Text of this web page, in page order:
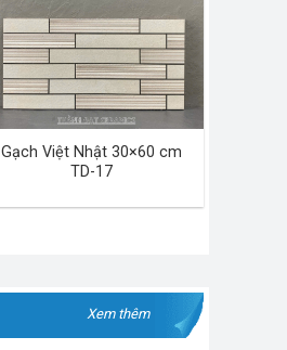
Gạch Việt Nhật 30×60 cm
TD-17
Xem thêm